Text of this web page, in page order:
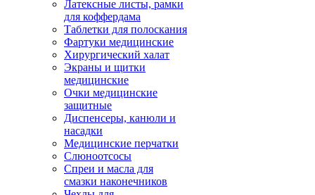
Латексные листы, рамки
для коффердама
Таблетки для полоскания
Фартуки медицинские
Хирургический халат
Экраны и щитки
медицинские
Очки медицинские
защитные
Диспенсеры, канюли и
насадки
Медицинские перчатки
Слюноотсосы
Спреи и масла для
смазки наконечников